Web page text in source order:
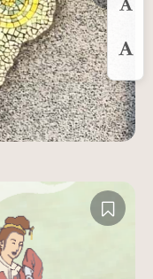
放